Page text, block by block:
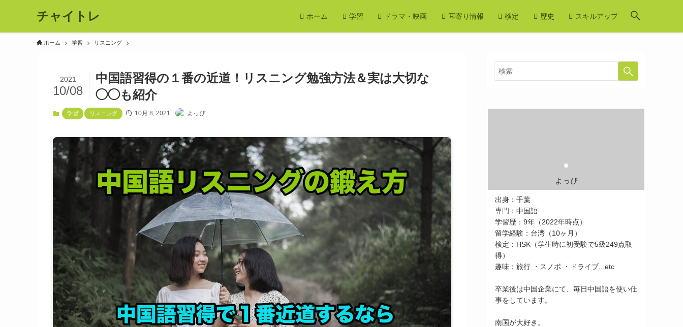
チャイトレ ホーム 学習 ドラマ・映画 耳寄り情報 検定 歴史 スキルアップ
ホーム 学習 リスニング
中国語習得の１番の近道！リスニング勉強方法＆実は大切な
◯◯も紹介
2021
10/08
学習 リスニング 10月 8, 2021 よっぴ
よっぴ
出身：千葉
専門：中国語
学習歴：9年（2022年時点）
留学経験：台湾（10ヶ月）
検定：HSK（学生時に初受験で5級249点取
得）
趣味：旅行 ・スノボ ・ドライブ...etc
卒業後は中国企業にて、毎日中国語を使い仕
事をしています。
南国が大好き。